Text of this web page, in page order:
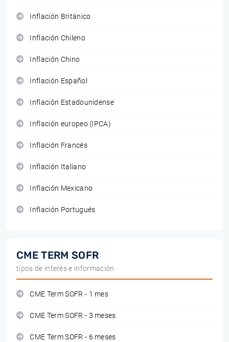
Inflación Británico
Inflación Chileno
Inflación Chino
Inflación Español
Inflación Estadounidense
Inflación europeo (IPCA)
Inflación Francés
Inflación Italiano
Inflación Mexicano
Inflación Portugués
CME TERM SOFR
tipos de interés e información
CME Term SOFR - 1 mes
CME Term SOFR - 3 meses
CME Term SOFR - 6 meses